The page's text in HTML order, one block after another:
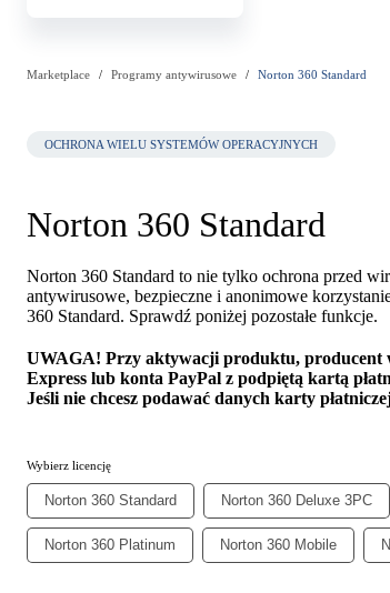
Marketplace Programy antywirusowe Norton 360 Standard
OCHRONA WIELU SYSTEMÓW OPERACYJNYCH
Norton 360 Standard
Norton 360 Standard to nie tylko ochrona przed
antywirusowe, bezpieczne i anonimowe
360 Standard. Sprawdź poniżej pozostałe funkcje.
UWAGA! Przy aktywacji produktu, producent
Express lub konta PayPal z podpiętą kartą
Jeśli nie chcesz podawać danych karty
Wybierz licencję
Norton 360 Standard Norton 360 Deluxe 3PC
Norton 360 Platinum Norton 360 Mobile